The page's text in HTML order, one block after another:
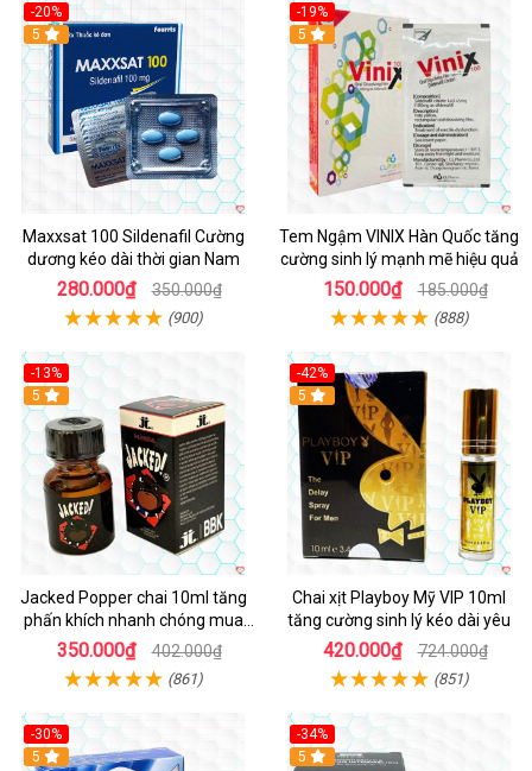
-20%
5
Maxxsat 100 Sildenafil Cường
dương kéo dài thời gian Nam
280.000₫ 350.000₫
(900)
-19%
5
Tem Ngậm VINIX Hàn Quốc tăng
cường sinh lý mạnh mẽ hiệu quả
150.000₫ 185.000₫
(888)
-13%
5
Jacked Popper chai 10ml tăng
phấn khích nhanh chóng mua
ngay
350.000₫ 402.000₫
(861)
-42%
5
Chai xịt Playboy Mỹ VIP 10ml
tăng cường sinh lý kéo dài yêu
420.000₫ 724.000₫
(851)
-30%
5
-34%
5